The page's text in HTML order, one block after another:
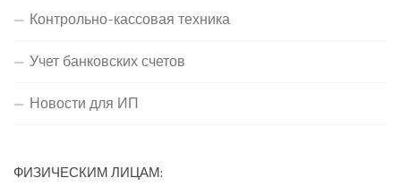
Контрольно-кассовая техника
Учет банковских счетов
Новости для ИП
ФИЗИЧЕСКИМ ЛИЦАМ: